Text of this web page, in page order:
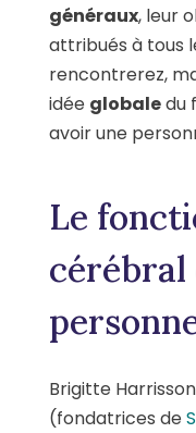
généraux, leur
attribués à tous
rencontrerez,
idée globaledu
avoir une
Le
cérébral
Brigitte
(fondatrices de